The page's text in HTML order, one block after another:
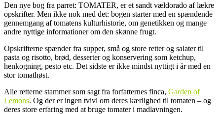
Den nye bog fra parret: TOMATER, er et sandt vældorado af lækre
opskrifter. Men ikke nok med det: bogen starter med en spændende
gennemgang af tomatens kulturhistorie, om genetikken og mange
andre nyttige informationer om den skønne frugt.
Opskrifterne spænder fra supper, små og store retter og salater til
pasta og risotto, brød, desserter og konservering som ketchup,
henkogning, pesto etc. Det sidste er ikke mindst nyttigt i år med en
stor tomathøst.
Alle retterne stammer som sagt fra forfatternes finca, Garden of
Lemons. Og der er ingen tvivl om deres kærlighed til tomaten – og
deres store erfaring med at bruge tomater i madlavningen.